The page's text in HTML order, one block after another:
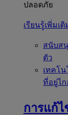
ปลอดภัย
เรียนรู้เพิ่มเติ
สนับส
ตัว
เทคโน
ที่อยู่ไก
การแก้